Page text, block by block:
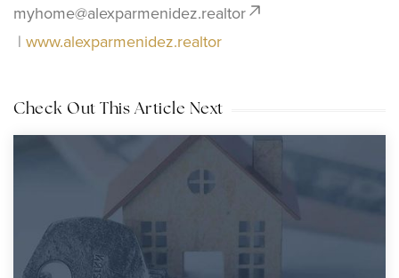
myhome@alexparmenidez.realtor
| www.alexparmenidez.realtor
Check Out This Article Next